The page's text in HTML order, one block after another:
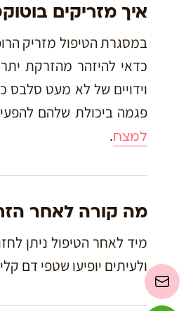
איך מזריקים
במסגרת הטיפול מזריק
כדאי להיזהר מהזרקת
וידויים של לא מעט סלבס
פגמה ביכולת שלהם
למצח.
מה קורה לאחר
מיד לאחר הטיפול ניתן
ולעיתים יופיעו שטפי דם